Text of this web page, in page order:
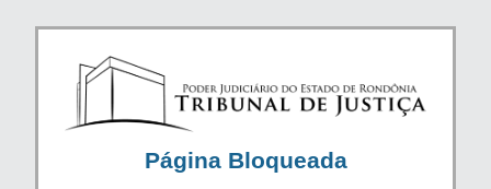
Página Bloqueada